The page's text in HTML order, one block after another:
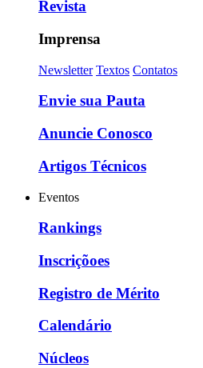
Revista
Imprensa
Newsletter Textos Contatos
Envie sua Pauta
Anuncie Conosco
Artigos Técnicos
Eventos
Rankings
Inscriçõoes
Registro de Mérito
Calendário
Núcleos